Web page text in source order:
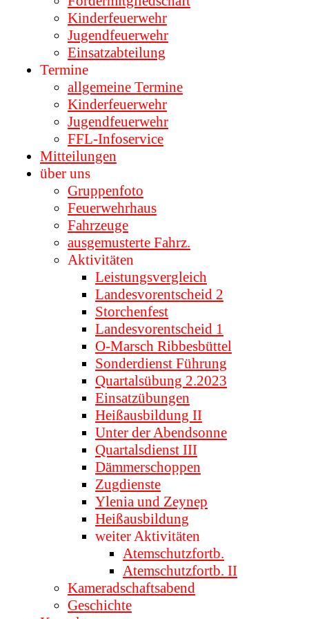
Kinderfeuerwehr
Jugendfeuerwehr
Einsatzabteilung
Termine
allgemeine Termine
Kinderfeuerwehr
Jugendfeuerwehr
FFL-Infoservice
Mitteilungen
über uns
Gruppenfoto
Feuerwehrhaus
Fahrzeuge
ausgemusterte Fahrz.
Aktivitäten
Leistungsvergleich
Landesvorentscheid 2
Storchenfest
Landesvorentscheid 1
O-Marsch Ribbesbüttel
Sonderdienst Führung
Quartalsübung 2.2023
Einsatzübungen
Heißausbildung II
Unter der Abendsonne
Quartalsdienst III
Dämmerschoppen
Zugdienste
Ylenia und Zeynep
Heißausbildung
weiter Aktivitäten
Atemschutzfortb.
Atemschutzfortb. II
Kameradschaftsabend
Geschichte